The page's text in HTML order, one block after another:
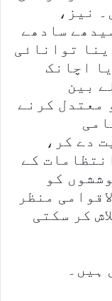
نیز،
سادھے
توانائی
اچانک
بین
معتدل کرنے
دے کر،
کے
کو
منظر
کر سکتی
ہیں۔